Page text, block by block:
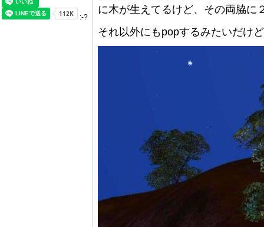
:-?
に木が生えてるけど、その両脇に
それ以外にもpopするみたいだけ